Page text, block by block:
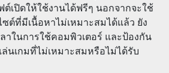
เปิดให้ใช้งานได้ฟรีๆ นอกจากจะใช้
ซต์ที่มีเนื้อหาไม่เหมาะสมได้แล้ว ยัง
าในการใช้คอมพิวเตอร์ และป้องกัน
นเกมที่ไม่เหมาะสมหรือไม่ได้รับ